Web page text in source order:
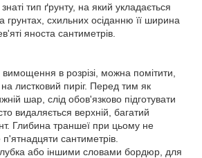
тип ґрунту, на який укладається
схильних осіданню її ширина
яноста сантиметрів.
в розрізі, можна помітити,
листковий пиріг. Перед тим як
шар, слід обов'язково підготувати
видаляється верхній, багатий
Глибина траншеї при цьому не
сантиметрів.
або іншими словами бордюр, для